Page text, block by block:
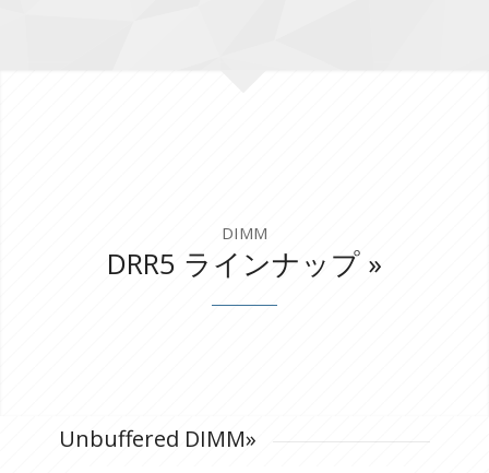
DIMM
DRR5 ラインナップ »
Unbuffered DIMM»